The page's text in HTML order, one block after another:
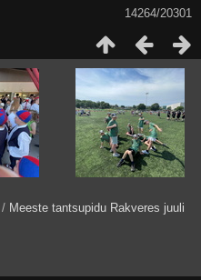
14264/20301
/ Meeste tantsupidu Rakveres juuli